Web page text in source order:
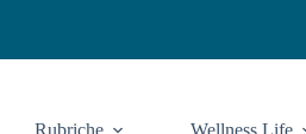
Rubriche Wellness Life